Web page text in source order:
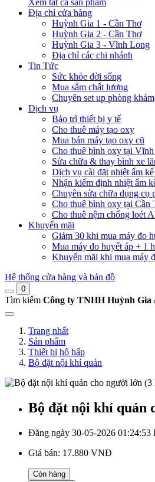
Xem tất cả sản phẩm
Địa chỉ cửa hàng
Huỳnh Gia 1 - Cần Thơ
Huỳnh Gia 2 - Cần Thơ
Huỳnh Gia 3 - Vĩnh Long
Địa chỉ các chi nhánh
Tin Tức
Sức khỏe đời sống
Mua sắm chất lượng
Chuyên set up phòng khám
Dịch vụ
Bảo trì thiết bị y tế
Cho thuê máy tạo oxy
Mua bán máy tạo oxy cũ
Cho thuê bình oxy tại
Sửa chữa & thay bình xe
Dịch vụ cài đặt nhiệt ẩm
Nhận kiểm định nhiệt ẩm
Chuyên sửa chữa dụng cụ
Cho thuê bình oxy tại Cần
Cho thuê nệm chống loét
Khuyến mãi
Giảm 30 khi mua máy đo
Mua máy đo huyết áp + 1
Khuyến mãi khi mua máy
Hệ thống cửa hàng và bản đồ
0
Tìm kiếm Công ty TNHH Huỳnh Gia
Trang nhất
Sản phẩm
Thiết bị hô hấp
Bộ đặt nội khí quản
Bộ đặt nội khí quản
Đăng ngày 30-05-2026
Giá bán: 17.880 VNĐ
Còn hàng